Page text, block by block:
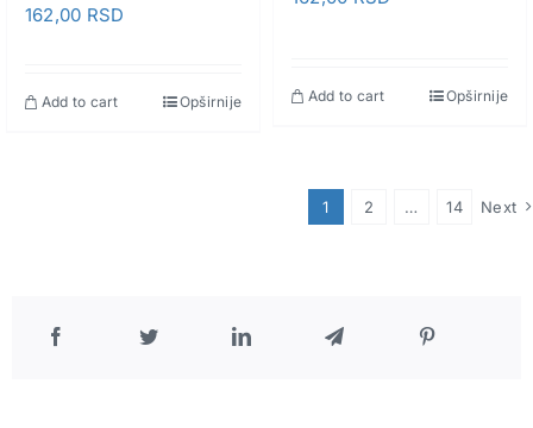
162,00 RSD
Add to cart Opširnije Add to cart Opširnije
1 2 … 14 Next